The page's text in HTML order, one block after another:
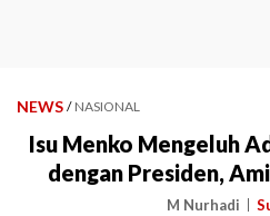
NEWS / NASIONAL
Isu Menko Mengeluh
dengan Presiden,
M Nurhadi